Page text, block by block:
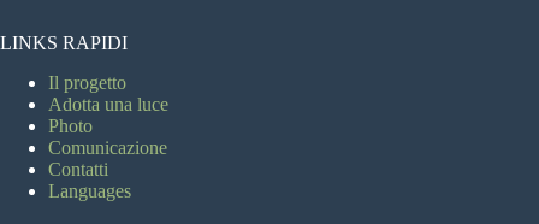
LINKS RAPIDI
Il progetto
Adotta una luce
Photo
Comunicazione
Contatti
Languages